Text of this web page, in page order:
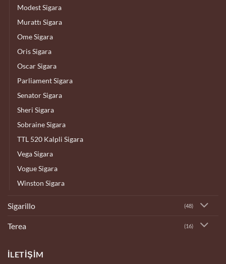
Modest Sigara
Murattı Sigara
Ome Sigara
Oris Sigara
Oscar Sigara
Parliament Sigara
Senator Sigara
Sheri Sigara
Sobraine Sigara
TTL 520 Kalpli Sigara
Vega Sigara
Vogue Sigara
Winston Sigara
Sigarillo (48)
Terea (16)
İLETIŞIM